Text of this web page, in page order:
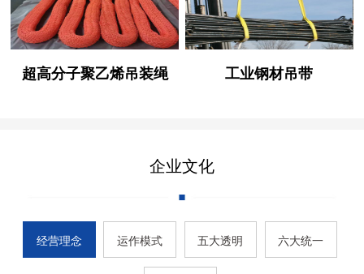
超高分子聚乙烯吊装绳 工业钢材吊带
企业文化
经营理念 运作模式 五大透明 六大统一